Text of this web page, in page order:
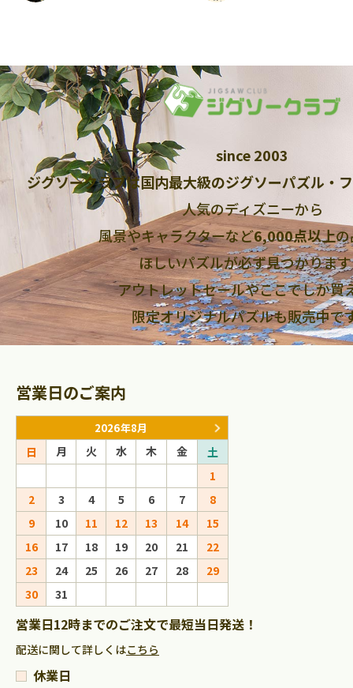
since 2003
ジグソークラブは国内最大級のジグソーパズル・
人気のディズニーから
風景やキャラクターなど6,000点以上
ほしいパズルが必ず見つかりま
アウトレットセールやここでしか買
限定オリジナルパズルも販売中で
営業日のご案内
2026年8月
日 月 火 水 木 金
土
1
2
3 4 5 6 7
8
9
10 11 12 13 14
15
16
17 18 19 20 21
22
23
24 25 26 27 28
29
30
31
営業日12時までのご注文で最短当日発送！
配送に関して詳しくはこちら
休業日